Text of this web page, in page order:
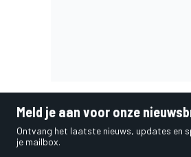
Meld je aan voor onze
Ontvang het laatste nieuws, updates en
je mailbox.